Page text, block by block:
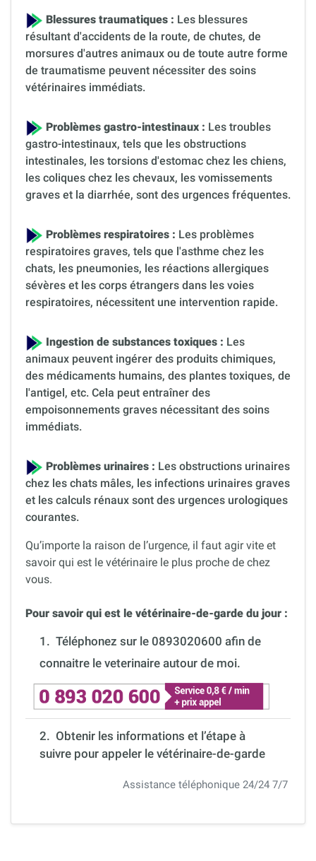
Blessures traumatiques : Les blessures
résultant d'accidents de la route, de chutes, de
morsures d'autres animaux ou de toute autre forme
de traumatisme peuvent nécessiter des soins
vétérinaires immédiats.
Problèmes gastro-intestinaux : Les troubles
gastro-intestinaux, tels que les obstructions
intestinales, les torsions d'estomac chez les chiens,
les coliques chez les chevaux, les vomissements
graves et la diarrhée, sont des urgences fréquentes.
Problèmes respiratoires : Les problèmes
respiratoires graves, tels que l'asthme chez les
chats, les pneumonies, les réactions allergiques
sévères et les corps étrangers dans les voies
respiratoires, nécessitent une intervention rapide.
Ingestion de substances toxiques : Les
animaux peuvent ingérer des produits chimiques,
des médicaments humains, des plantes toxiques, de
l'antigel, etc. Cela peut entraîner des
empoisonnements graves nécessitant des soins
immédiats.
Problèmes urinaires : Les obstructions urinaires
chez les chats mâles, les infections urinaires graves
et les calculs rénaux sont des urgences urologiques
courantes.
Qu’importe la raison de l’urgence, il faut agir vite et
savoir qui est le vétérinaire le plus proche de chez
vous.
Pour savoir qui est le vétérinaire-de-garde du jour :
1. Téléphonez sur le 0893020600 afin de
connaitre le veterinaire autour de moi.
2. Obtenir les informations et l’étape à
suivre pour appeler le vétérinaire-de-garde
Assistance téléphonique 24/24 7/7